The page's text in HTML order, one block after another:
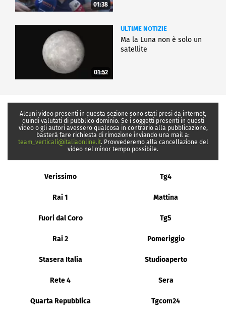
01:38
01:52
ULTIME NOTIZIE
Ma la Luna non è solo un
satellite
Alcuni video presenti in questa sezione sono stati presi da internet,
quindi valutati di pubblico dominio. Se i soggetti presenti in questi
video o gli autori avessero qualcosa in contrario alla pubblicazione,
basterà fare richiesta di rimozione inviando una mail a:
team_verticali@italiaonline.it. Provvederemo alla cancellazione del
video nel minor tempo possibile.
Verissimo Tg4
Rai 1 Mattina
Fuori dal Coro Tg5
Rai 2 Pomeriggio
Stasera Italia Studioaperto
Rete 4 Sera
Quarta Repubblica Tgcom24